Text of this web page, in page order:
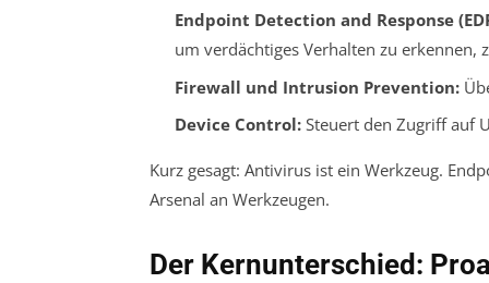
Endpoint Detection and Response
um verdächtiges Verhalten zu erkennen,
Firewall und Intrusion Prevention:
Device Control:Steuert den Zugriff auf
Kurz gesagt: Antivirus ist ein Werkzeug.
Arsenal an Werkzeugen.
Der Kernunterschied: